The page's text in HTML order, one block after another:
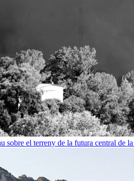
sobre el terreny de la futura central de